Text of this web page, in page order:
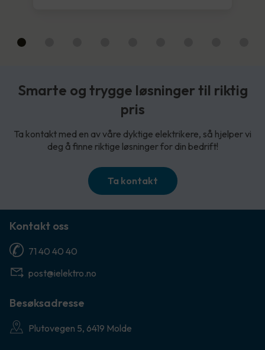
Smarte og trygge løsninger til riktig
pris
Ta kontakt med en av våre dyktige elektrikere, så hjelper vi
deg å finne riktige løsninger for din bedrift!
Ta kontakt
Kontakt oss
71 40 40 40
post@ielektro.no
Besøksadresse
Plutovegen 5, 6419 Molde